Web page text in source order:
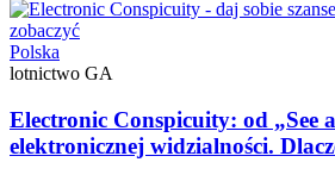
Polska
lotnictwo GA
Electronic Conspicuity: od „See
elektronicznej widzialności.